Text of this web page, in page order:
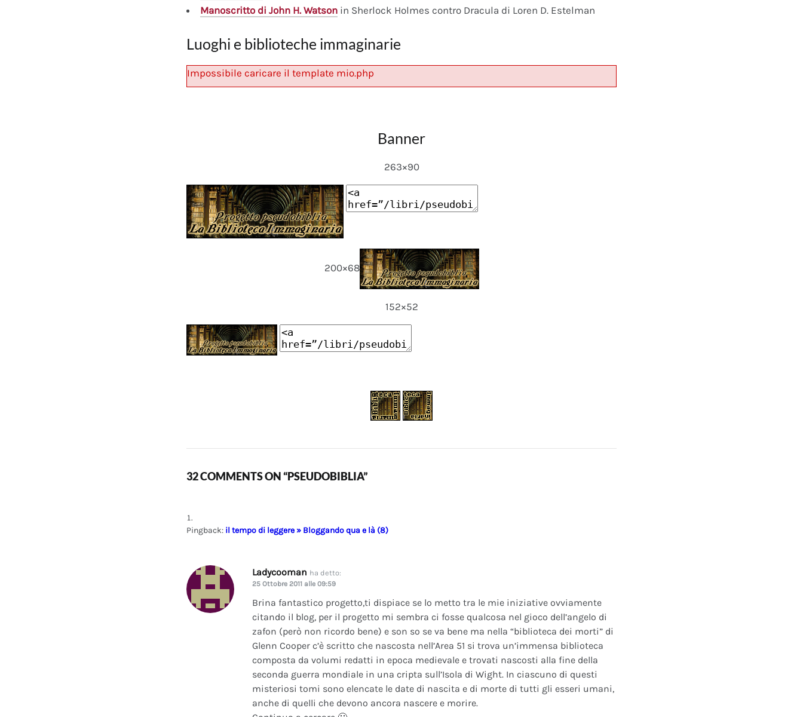
Manoscritto di John H. Watson in Sherlock Holmes contro Dracula di Loren D. Estelman
Luoghi e biblioteche immaginarie
Impossibile caricare il template mio.php
Banner
263×90
200×68
152×52
32 COMMENTS ON “PSEUDOBIBLIA”
Pingback: il tempo di leggere » Bloggando qua e là (8)
Ladycooman ha detto:
25 Ottobre 2011 alle 09:59
Brina fantastico progetto,ti dispiace se lo metto tra le mie iniziative ovviamente
citando il blog, per il progetto mi sembra ci fosse qualcosa nel gioco dell’angelo di
zafon (però non ricordo bene) e son so se va bene ma nella “biblioteca dei morti” di
Glenn Cooper c’è scritto che nascosta nell’Area 51 si trova un’immensa biblioteca
composta da volumi redatti in epoca medievale e trovati nascosti alla fine della
seconda guerra mondiale in una cripta sull’Isola di Wight. In ciascuno di questi
misteriosi tomi sono elencate le date di nascita e di morte di tutti gli esseri umani,
anche di quelli che devono ancora nascere e morire.